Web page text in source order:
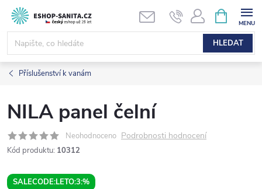
Přejít
obsah
HLEDAT
NÁKUPNÍ
KOŠÍK
Příslušenství k vanám
NILA panel čelní
Neohodnoceno Podrobnosti hodnocení
Kód produktu: 10312
SALECODE:LETO:3:%